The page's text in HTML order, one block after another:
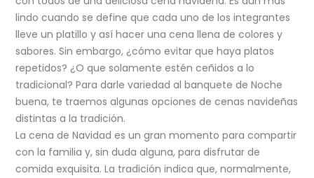
lindo cuando se define que cada uno de los integrantes
lleve un platillo y así hacer una cena llena de colores y
sabores. Sin embargo, ¿cómo evitar que haya platos
repetidos? ¿O que solamente estén ceñidos a lo
tradicional? Para darle variedad al banquete de Noche
buena, te traemos algunas opciones de cenas navideñas
distintas a la tradición.
La cena de Navidad es un gran momento para compartir
con la familia y, sin duda alguna, para disfrutar de
comida exquisita. La tradición indica que, normalmente,